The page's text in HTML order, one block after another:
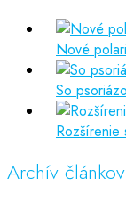
Nové
So
Rozšírenie
Archív článkov